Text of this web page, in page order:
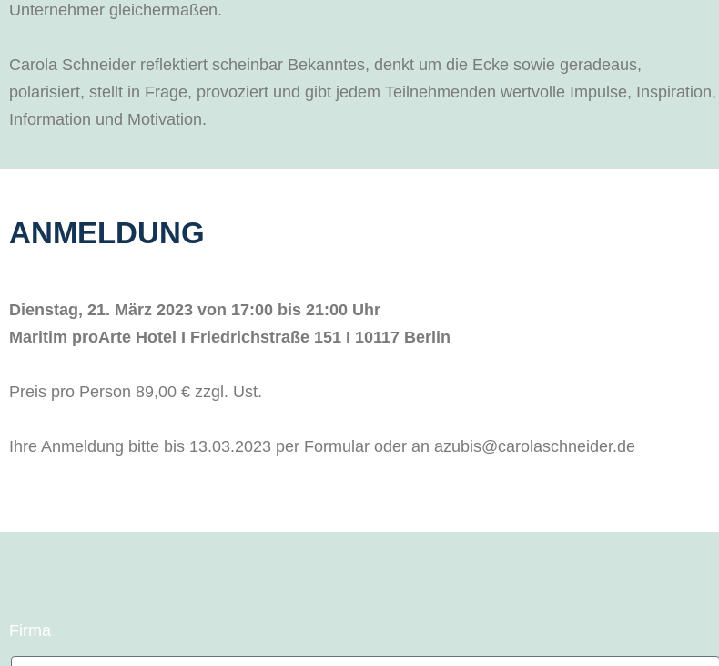
Unternehmer gleichermaßen.
Carola Schneider reflektiert scheinbar Bekanntes, denkt um die Ecke sowie geradeaus,
polarisiert, stellt in Frage, provoziert und gibt jedem Teilnehmenden wertvolle Impulse, Inspiration,
Information und Motivation.
ANMELDUNG
Dienstag, 21. März 2023 von 17:00 bis 21:00 Uhr
Maritim proArte Hotel I Friedrichstraße 151 I 10117 Berlin
Preis pro Person 89,00 € zzgl. Ust.
Ihre Anmeldung bitte bis 13.03.2023 per Formular oder an azubis@carolaschneider.de
Firma